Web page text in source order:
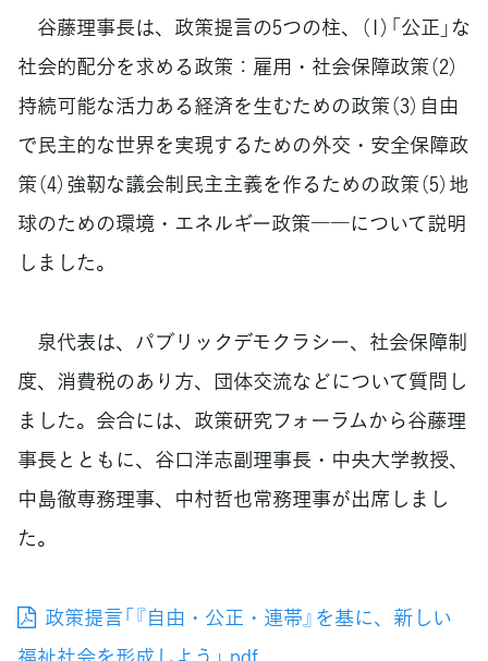
谷藤理事長は、政策提言の5つの柱、（1）「公正」な
社会的配分を求める政策：雇用・社会保障政策（2）
持続可能な活力ある経済を生むための政策（3）自由
で民主的な世界を実現するための外交・安全保障政
策（4）強靭な議会制民主主義を作るための政策（5）地
球のための環境・エネルギー政策――について説明
しました。
泉代表は、パブリックデモクラシー、社会保障制
度、消費税のあり方、団体交流などについて質問し
ました。会合には、政策研究フォーラムから谷藤理
事長とともに、谷口洋志副理事長・中央大学教授、
中島徹専務理事、中村哲也常務理事が出席しまし
た。
政策提言「『自由・公正・連帯』を基に、新しい